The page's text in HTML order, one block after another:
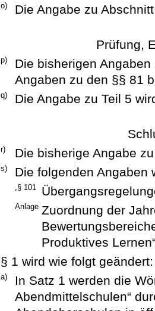
o) Die Angabe zu
Prüfung,
p)
Die bisherigen
Angaben zu den §§ 81
q) Die Angabe zu Teil 5
r) Die bisherige Angabe
s) Die folgenden Angaben
„§ 101
Anlage Zuordnung der
Produktives
§ 1 wird wie folgt geändert:
a)
In Satz 1 werden die
Abendmittelschulen“